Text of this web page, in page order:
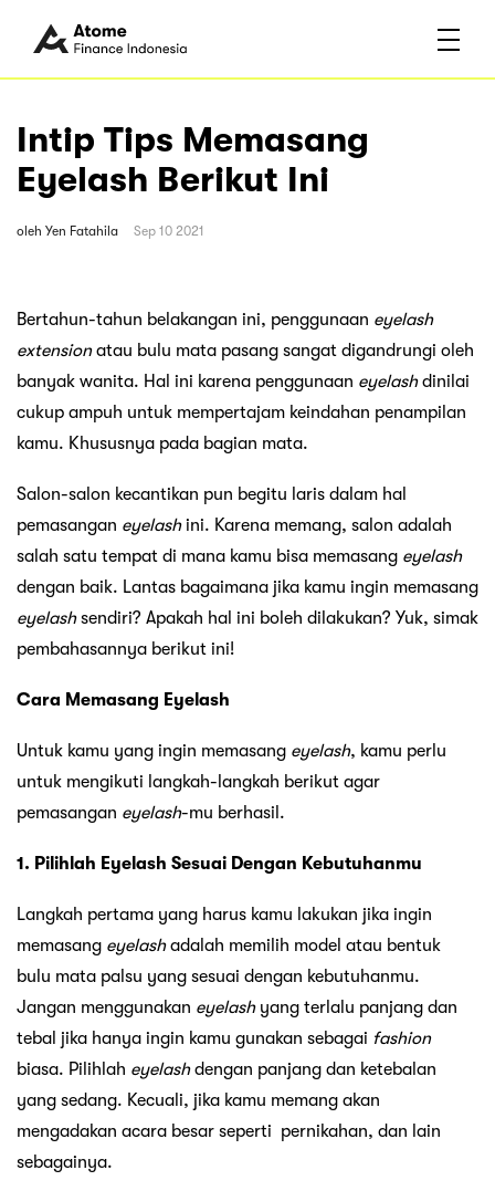
Intip Tips Memasang
Eyelash Berikut Ini
oleh Yen Fatahila Sep 10 2021
Bertahun-tahun belakangan ini, penggunaan eyelash
extensionatau bulu mata pasang sangat digandrungi oleh
banyak wanita. Hal ini karena penggunaan eyelashdinilai
cukup ampuh untuk mempertajam keindahan penampilan
kamu. Khususnya pada bagian mata.
Salon-salon kecantikan pun begitu laris dalam hal
pemasangan eyelashini. Karena memang, salon adalah
salah satu tempat di mana kamu bisa memasang eyelash
dengan baik. Lantas bagaimana jika kamu ingin memasang
eyelashsendiri? Apakah hal ini boleh dilakukan? Yuk, simak
pembahasannya berikut ini!
Cara Memasang Eyelash
Untuk kamu yang ingin memasang eyelash, kamu perlu
untuk mengikuti langkah-langkah berikut agar
pemasangan eyelash-mu berhasil.
1. Pilihlah Eyelash Sesuai Dengan Kebutuhanmu
Langkah pertama yang harus kamu lakukan jika ingin
memasang eyelashadalah memilih model atau bentuk
bulu mata palsu yang sesuai dengan kebutuhanmu.
Jangan menggunakan eyelashyang terlalu panjang dan
tebal jika hanya ingin kamu gunakan sebagai fashion
biasa. Pilihlah eyelashdengan panjang dan ketebalan
yang sedang. Kecuali, jika kamu memang akan
mengadakan acara besar seperti pernikahan, dan lain
sebagainya.